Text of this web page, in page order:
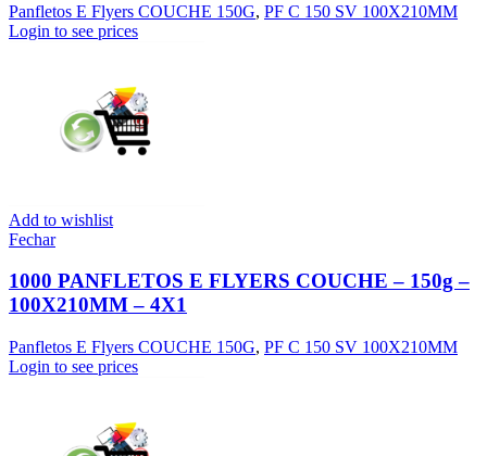
Panfletos E Flyers COUCHE 150G, PF C 150 SV 100X210MM
Login to see prices
Add to wishlist
Fechar
1000 PANFLETOS E FLYERS COUCHE – 150g –
100X210MM – 4X1
Panfletos E Flyers COUCHE 150G, PF C 150 SV 100X210MM
Login to see prices